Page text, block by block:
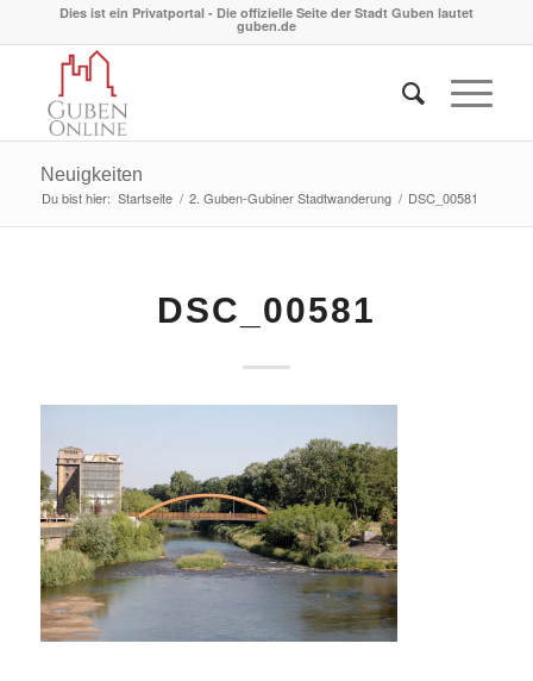
Dies ist ein Privatportal - Die offizielle Seite der Stadt Guben lautet
guben.de
Neuigkeiten
Du bist hier: Startseite / 2. Guben-Gubiner Stadtwanderung / DSC_00581
DSC_00581